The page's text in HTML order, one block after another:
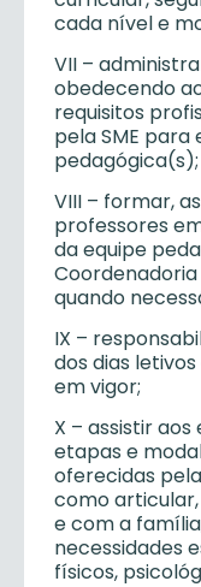
cada nível e
VII –
obedecendo
requisitos
pela SME
pedagógica(s);
VIII – formar,
professores
da equipe
Coordenadoria
quando
IX –
dos dias
em vigor;
X – assistir
etapas e
oferecidas
como
e com a
necessidades
físicos,